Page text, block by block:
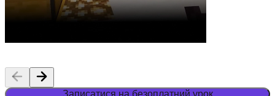
Записатися на безоплатний урок